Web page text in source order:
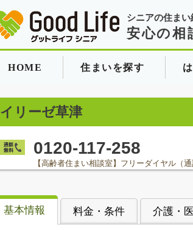
シニアの住まい
安心の相
HOME 住まいを探す
イリーゼ草津
0120-117-258
【高齢者住まい相談室】フリーダイヤル（通
基本情報 料金・条件 介護・